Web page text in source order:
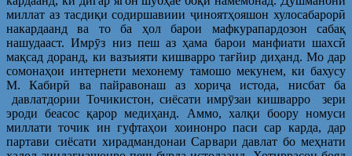
миллат аз тасдиқи содиршавиии ҷиноятҳояшон хулосабарорӣ
накардаанд ва то ба ҳол барои мафкурапардозон сабақ
нашудааст. Имрӯз низ пеш аз ҳама барои манфиати шахсӣ
мақсад доранд, ки вазъияти кишварро тағйир диҳанд. Мо дар
сомонаҳои интернети мехонему тамошо мекунем, ки бахусу
М. Кабирӣ ва пайравонаш аз хориҷа истода, нисбат ба
давлатдории Точикистон, сиёсати имрӯзаи кишварро зери
эроди беасос қарор медиҳанд. Аммо, халқи боору номуси
миллати точик ин гуфтаҳои хоинонро паси сар карда, дар
партави сиёсати хирадмандонаи Сарвари давлат бо меҳнати